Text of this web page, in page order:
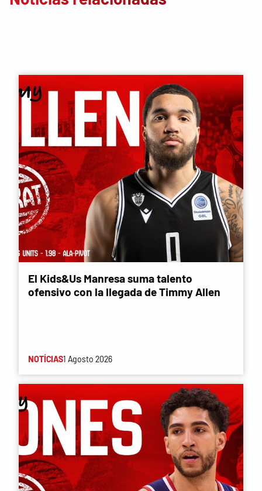
El Kids&Us Manresa suma talento
ofensivo con la llegada de Timmy Allen
NOTÍCIAS1 Agosto 2026